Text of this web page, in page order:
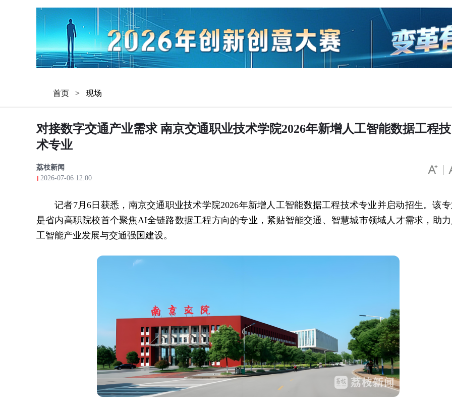
首页 > 现场
对接数字交通产业需求 南京交通职业技术学院2026年新增人工智能数据工程技
术专业
荔枝新闻
2026-07-06 12:00
记者7月6日获悉，南京交通职业技术学院2026年新增人工智能数据工程技术专业并启动招生。该
是省内高职院校首个聚焦AI全链路数据工程方向的专业，紧贴智能交通、智慧城市领域人才需求，助
工智能产业发展与交通强国建设。